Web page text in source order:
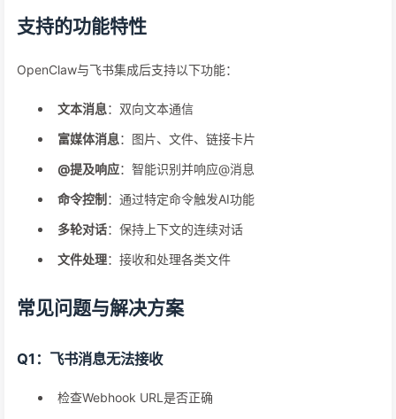
支持的功能特性
OpenClaw与飞书集成后支持以下功能：
文本消息：双向文本通信
富媒体消息：图片、文件、链接卡片
@提及响应：智能识别并响应@消息
命令控制 ：通过特定命令触发AI功能
多轮对话：保持上下文的连续对话
文件处理：接收和处理各类文件
常见问题与解决方案
Q1：飞书消息无法接收
检查Webhook URL是否正确